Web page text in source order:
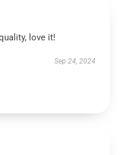
love it!
Sep 24, 2024